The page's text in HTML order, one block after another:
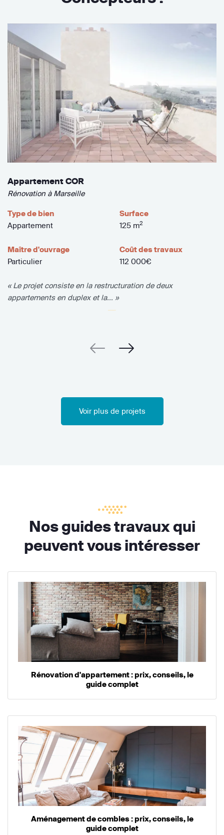
Appartement COR
Rénovation à Marseille
Type de bien
Appartement
Surface
125 m2
Maître d'ouvrage
Particulier
Coût des travaux
112 000€
« Le projet consiste en la restructuration de deux
appartements en duplex et la... »
Voir plus de projets
Nos guides travaux qui
peuvent vous intéresser
Rénovation d'appartement : prix, conseils, le
guide complet
Aménagement de combles : prix, conseils, le
guide complet